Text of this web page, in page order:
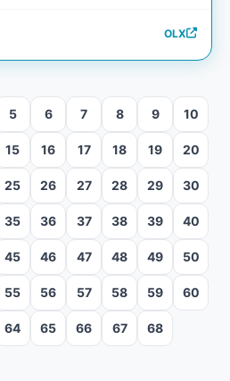
OLX
5 6 7 8 9 10
15 16 17 18 19 20
25 26 27 28 29 30
35 36 37 38 39 40
45 46 47 48 49 50
55 56 57 58 59 60
64 65 66 67 68